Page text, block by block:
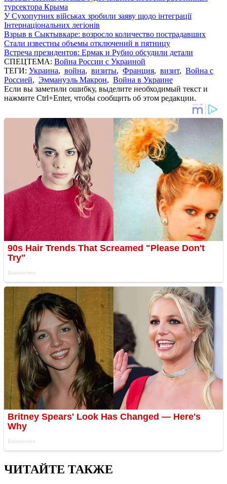
турсектора Крыма
У Сухопутних військах зробили заяву щодо інтеграції
Інтернаціональних легіонів
Взрыв в Сыктывкаре: возросло количество пострадавших
Стали известны объемы отключений в пятницу
Встреча президентов: Ермак и Рубио обсудили детали
СПЕЦТЕМА: Война России с Украиной
ТЕГИ: Украина, война, визиты, Франция, визит, Война с
Россией, Эммануэль Макрон, Война в Украине
Если вы заметили ошибку, выделите необходимый текст и
нажмите Ctrl+Enter, чтобы сообщить об этом редакции.
ЧИТАЙТЕ ТАКЖЕ